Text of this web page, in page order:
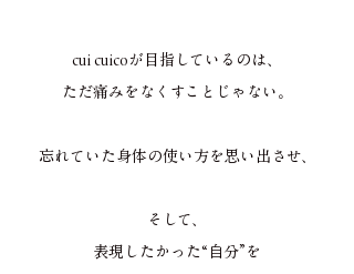
cui cuicoが目指しているのは、
ただ痛みをなくすことじゃない。
忘れていた身体の使い方を思い出させ、
そして、
表現したかった“自分”を